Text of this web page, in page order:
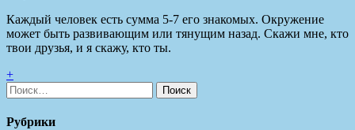
Каждый человек есть сумма 5-7 его знакомых. Окружение
может быть развивающим или тянущим назад. Скажи мне, кто
твои друзья, и я скажу, кто ты.
+
Найти:
Рубрики